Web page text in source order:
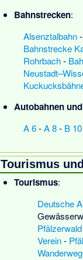
Bahnstrecken:
Alsenztalbahn-
Bahnstrecke
Rohrbach-
Autobahnen
A 6-A 8- B 10
Tourismus
Tourismus:
Deutsche
Pfälzerwald
Verein-
Wanderweg